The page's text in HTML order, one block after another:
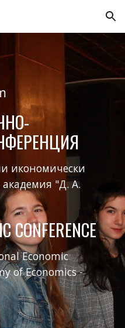
Skip to navigation
икономически
"Д. А.
CONFERENCE
Economic
of Economics -